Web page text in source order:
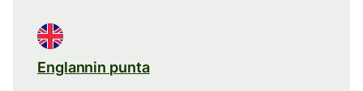
Englannin punta